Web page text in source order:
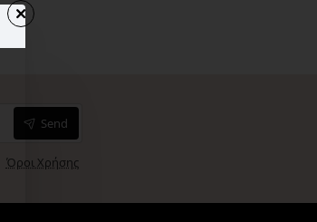
Send
Όροι Χρήσης